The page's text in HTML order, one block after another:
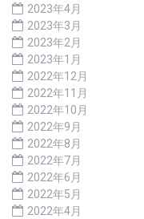
2023年4月
2023年3月
2023年2月
2023年1月
2022年12月
2022年11月
2022年10月
2022年9月
2022年8月
2022年7月
2022年6月
2022年5月
2022年4月